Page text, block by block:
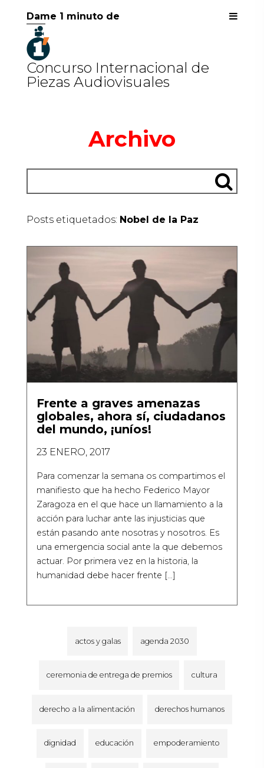
Dame 1 minuto de
Concurso Internacional de
Piezas Audiovisuales
Archivo
Posts etiquetados: Nobel de la Paz
Frente a graves amenazas
globales, ahora sí, ciudadanos
del mundo, ¡uníos!
23 ENERO, 2017
Para comenzar la semana os compartimos el
manifiesto que ha hecho Federico Mayor
Zaragoza en el que hace un llamamiento a la
acción para luchar ante las injusticias que
están pasando ante nosotras y nosotros. Es
una emergencia social ante la que debemos
actuar. Por primera vez en la historia, la
humanidad debe hacer frente […]
actos y galas agenda 2030
ceremonia de entrega de premios cultura
derecho a la alimentación derechos humanos
dignidad educación empoderamiento